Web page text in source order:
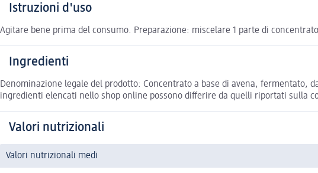
Istruzioni d'uso
Agitare bene prima del consumo. Preparazione: miscelare 1 parte di
Ingredienti
Denominazione legale del prodotto: Concentrato a base di avena, fermentato,
ingredienti elencati nello shop online possono differire da quelli riportati sulla
Valori nutrizionali
Valori nutrizionali medi